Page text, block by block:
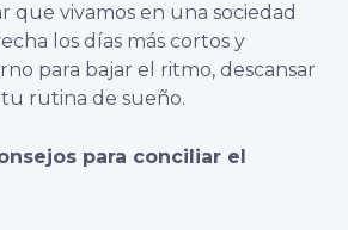
que vivamos en una sociedad
los días más cortos y
para bajar el ritmo, descansar
rutina de sueño.
para conciliar el